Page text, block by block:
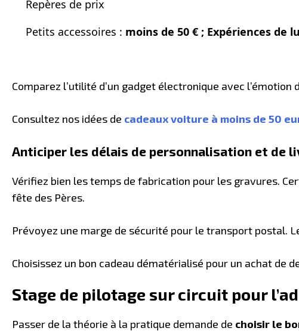
Repères de prix
Petits accessoires : moins de 50 € ; Expériences de
Comparez l’utilité d’un gadget électronique avec l’émotion
Consultez nos idées de cadeaux voiture à moins de 50
Anticiper les délais de personnalisation et de
Vérifiez bien les temps de fabrication pour les gravures.
fête des Pères.
Prévoyez une marge de sécurité pour le transport postal.
Choisissez un bon cadeau dématérialisé pour un achat de
Stage de pilotage sur circuit pour
Passer de la théorie à la pratique demande de choisir le